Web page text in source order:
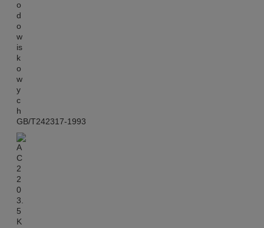
GB/T242317-1993